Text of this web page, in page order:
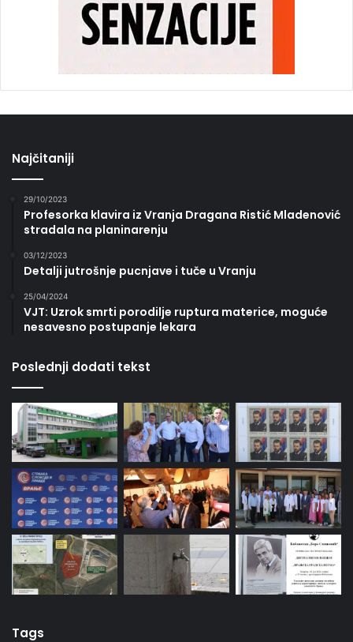
Najčitaniji
29/10/2023
Profesorka klavira iz Vranja Dragana Ristić Mladenović
stradala na planinarenju
03/12/2023
Detalji jutrošnje pucnjave i tuče u Vranju
25/04/2024
VJT: Uzrok smrti porodilje ruptura materice, moguće
nesavesno postupanje lekara
Poslednji dodati tekst
Tags